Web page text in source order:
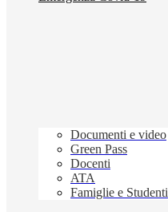
Documenti e video
Green Pass
Docenti
ATA
Famiglie e Studenti